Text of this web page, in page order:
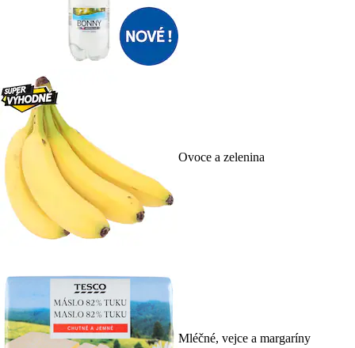
Ovoce a zelenina
Mléčné, vejce a margaríny